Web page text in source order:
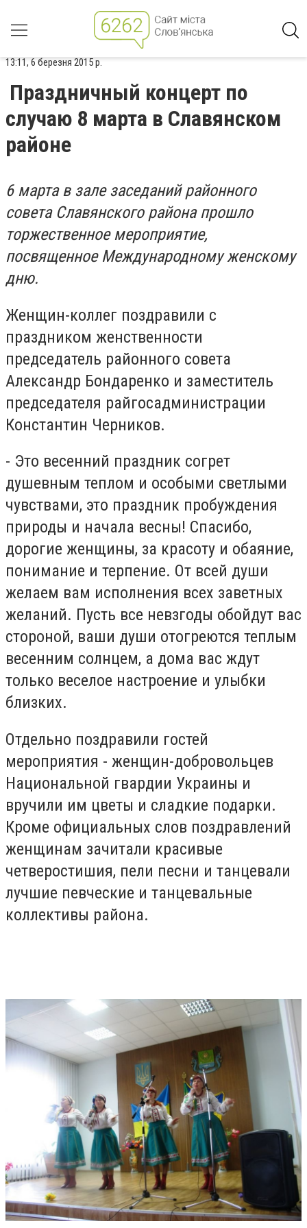
13:11, 6 березня 2015 р.
Праздничный концерт по
случаю 8 марта в Славянском
районе
6 марта в зале заседаний районного
совета Славянского района прошло
торжественное мероприятие,
посвященное Международному женскому
дню.
Женщин-коллег поздравили с
праздником женственности
председатель районного совета
Александр Бондаренко и заместитель
председателя райгосадминистрации
Константин Черников.
- Это весенний праздник согрет
душевным теплом и особыми светлыми
чувствами, это праздник пробуждения
природы и начала весны! Спасибо,
дорогие женщины, за красоту и обаяние,
понимание и терпение. От всей души
желаем вам исполнения всех заветных
желаний. Пусть все невзгоды обойдут вас
стороной, ваши души отогреются теплым
весенним солнцем, а дома вас ждут
только веселое настроение и улыбки
близких.
Отдельно поздравили гостей
мероприятия - женщин-добровольцев
Национальной гвардии Украины и
вручили им цветы и сладкие подарки.
Кроме официальных слов поздравлений
женщинам зачитали красивые
четверостишия, пели песни и танцевали
лучшие певческие и танцевальные
коллективы района.